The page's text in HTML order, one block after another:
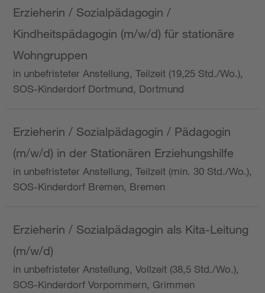
Erzieherin / Sozialpädagogin /
Kindheitspädagogin (m/w/d) für stationäre
Wohngruppen
in unbefristeter Anstellung, Teilzeit (19,25 Std./Wo.),
SOS-Kinderdorf Dortmund, Dortmund
Erzieherin / Sozialpädagogin / Pädagogin
(m/w/d) in der Stationären Erziehungshilfe
in unbefristeter Anstellung, Teilzeit (min. 30 Std./Wo.),
SOS-Kinderdorf Bremen, Bremen
Erzieherin / Sozialpädagogin als Kita-Leitung
(m/w/d)
in unbefristeter Anstellung, Vollzeit (38,5 Std./Wo.),
SOS-Kinderdorf Vorpommern, Grimmen